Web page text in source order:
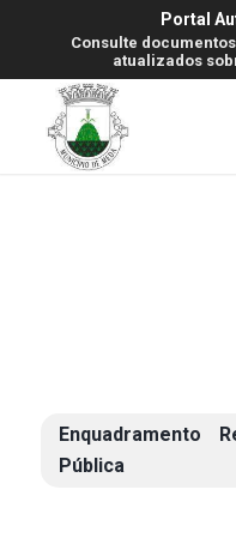
Portal
Consulte
atualizados
Enquadramento
Pública